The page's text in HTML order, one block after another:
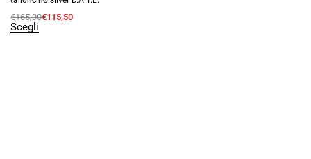
€165,00€115,50
Scegli